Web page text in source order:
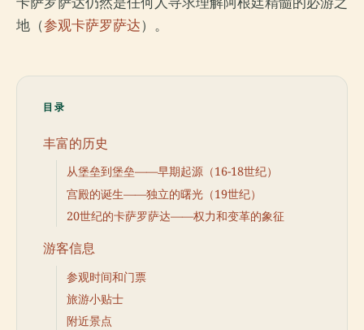
地（参观卡萨罗萨达）。
目录
丰富的历史
从堡垒到堡垒——早期起源（16-18世纪）
宫殿的诞生——独立的曙光（19世纪）
20世纪的卡萨罗萨达——权力和变革的象征
游客信息
参观时间和门票
旅游小贴士
附近景点